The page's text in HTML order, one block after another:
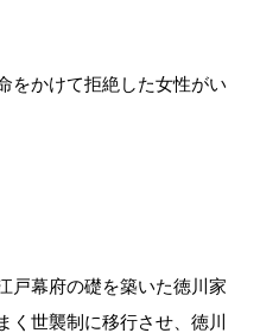
をかけて拒絶した女性がい
戸幕府の礎を築いた徳川家
く世襲制に移行させ、徳川